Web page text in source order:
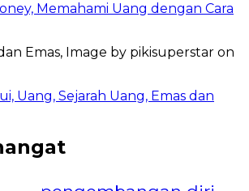
Memahami Uang dengan Cara
Uang, Sejarah Uang, Emas dan